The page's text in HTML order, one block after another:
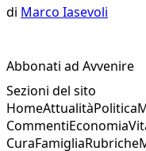
di Marco Iasevoli
Abbonati ad Avvenire
Sezioni del sito
HomeAttualitàPolitica
CommentiEconomia
CuraFamigliaRubriche